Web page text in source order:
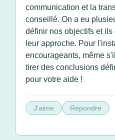
communication et la
conseillé. On a eu
définir nos objectifs et
leur approche. Pour
encourageants, même
tirer des conclusions
pour votre aide !
J'aime Répondre